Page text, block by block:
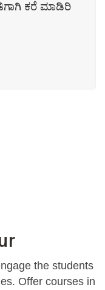
ಕರೆ ಮಾಡಿರಿ
the students
Offer courses in